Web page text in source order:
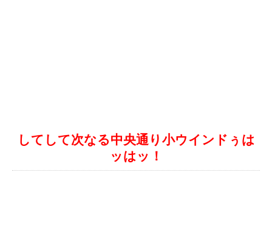
してして次なる中央通り小ウインドぅは
ッはッ！